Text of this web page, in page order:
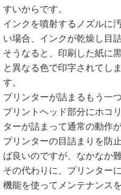
すいからです。
インクを噴射するノズルに
い場合、インクが乾燥し目
そうなると、印刷した紙に
と異なる色で印字されてし
す。
プリンターが詰まるもう一
プリントヘッド部分にホコ
ターが詰まって通常の動作
プリンターの目詰まりを防
ば良いのですが、なかなか
その代わりに、プリンター
機能を使ってメンテナンス